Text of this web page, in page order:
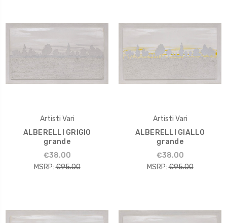
Artisti Vari
ALBERELLI GRIGIO
grande
€38.00
MSRP: €95.00
Artisti Vari
ALBERELLI GIALLO
grande
€38.00
MSRP: €95.00